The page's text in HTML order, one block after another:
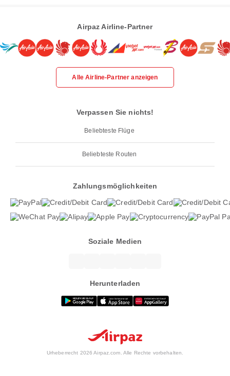
Airpaz Airline-Partner
Alle Airline-Partner anzeigen
Verpassen Sie nichts!
Beliebteste Flüge
Beliebteste Routen
Zahlungsmöglichkeiten
Soziale Medien
Herunterladen
Urheberrecht 2026 Airpaz.com. Alle Rechte vorbehalten.